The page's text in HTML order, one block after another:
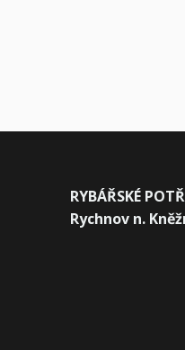
RYBÁŘSKÉ
Rychnov n.